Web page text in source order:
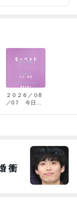
２０２６／０8
／0７ 今日の
衝